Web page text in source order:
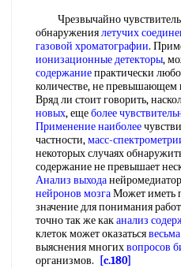
Чрезвычайно
обнаружениялетучих
газовой хроматографии.
ионизационные детекторы,
содержаниепрактически
количестве, не превышающем
Вряд ли стоит говорить,
новых, ещеболее
Применение наиболее
частности,масс-
некоторых случаях
содержание не превышает
Анализ выхода
нейронов мозгаМожет иметь
значение для понимания
точно так же каканализ
клеток может оказаться
выяснения многихвопросов
организмов.
[c.180]